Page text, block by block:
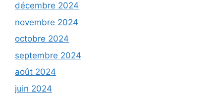
décembre 2024
novembre 2024
octobre 2024
septembre 2024
août 2024
juin 2024